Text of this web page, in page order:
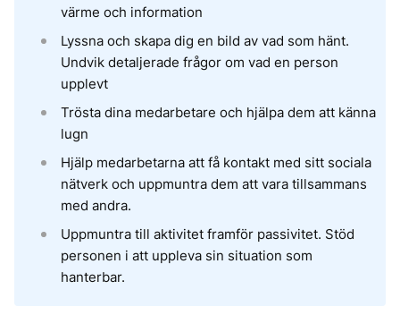
värme och information
Lyssna och skapa dig en bild av vad som hänt.
Undvik detaljerade frågor om vad en person
upplevt
Trösta dina medarbetare och hjälpa dem att känna
lugn
Hjälp medarbetarna att få kontakt med sitt sociala
nätverk och uppmuntra dem att vara tillsammans
med andra.
Uppmuntra till aktivitet framför passivitet. Stöd
personen i att uppleva sin situation som
hanterbar.